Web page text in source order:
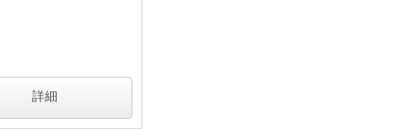
詳細